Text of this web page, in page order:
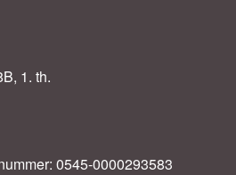
1. th.
0545-0000293583